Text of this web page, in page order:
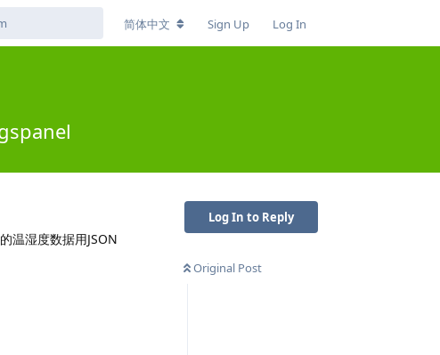
简体中文 Sign Up Log In
Log In to Reply
Original Post
温湿度数据用JSON